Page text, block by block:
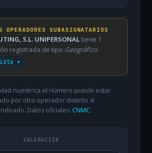
SUBASIGNATARIOS
S.L. UNIPERSONALtiene 1
registrada de tipo Geográfico.
▾
numérica el número puede estar
por otro operador distinto al
Datos oficiales: CNMC.
VALORACIÓN